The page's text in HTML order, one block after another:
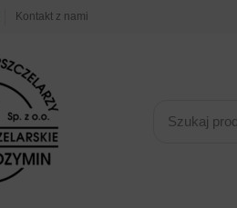
Kontakt z nami